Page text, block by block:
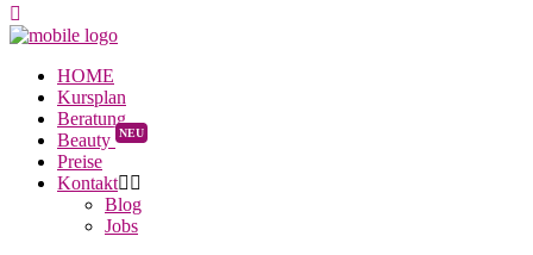
HOME
Kursplan
Beratung
Beauty
NEU
Preise
Kontakt
Blog
Jobs